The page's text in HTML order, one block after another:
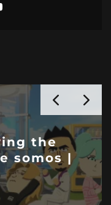
the
somos |